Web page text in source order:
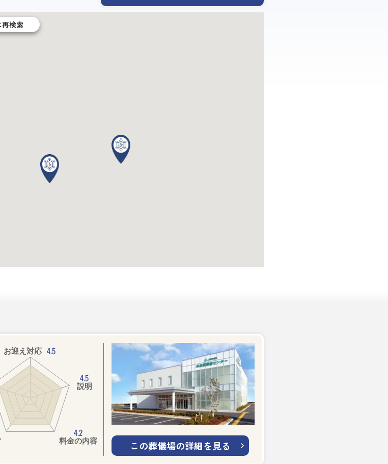
再検索
お迎え対応 4.5
4.5
説明
4.2
料金の内容 この葬儀場の詳細を見る